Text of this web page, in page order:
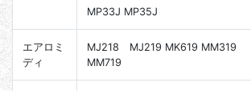
MP33J MP35J
エアロミ
ディ
MJ218 MJ219 MK619 MM319
MM719